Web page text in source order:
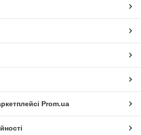
Prom.ua